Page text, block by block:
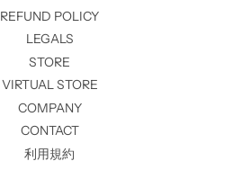
REFUND POLICY
LEGALS
STORE
VIRTUAL STORE
COMPANY
CONTACT
利用規約